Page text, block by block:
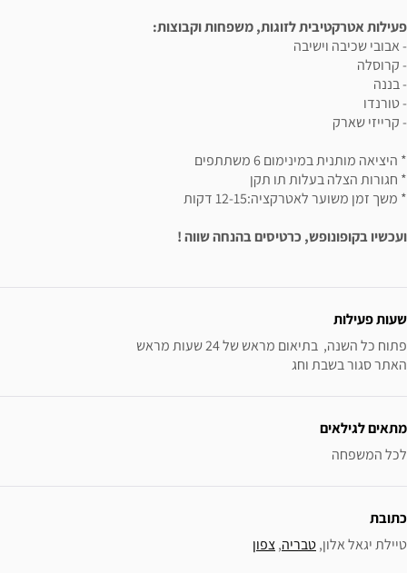
פעילות אטרקטיבית לזוגות, משפחות וקבוצות:
- אבובי שכיבה וישיבה
- קרוסלה
- בננה
- טורנדו
- קרייזי שארק
* היציאה מותנית במינימום 6 משתתפים
* חגורות הצלה בעלות תו תקן
* משך זמן משוער לאטרקציה:12-15 דקות
ועכשיו בקופונופש, כרטיסים בהנחה שווה !
שעות פעילות
האתר סגור בשבת וחג
מתאים לגילאים
לכל המשפחה
כתובת
טיילת יגאל אלון, טבריה, צפון